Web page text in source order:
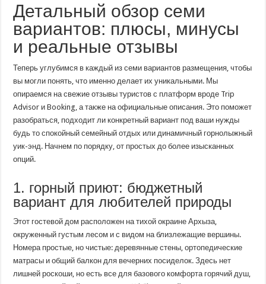
Детальный обзор семи
вариантов: плюсы, минусы
и реальные отзывы
Теперь углубимся в каждый из семи вариантов размещения, чтобы
вы могли понять, что именно делает их уникальными. Мы
опираемся на свежие отзывы туристов с платформ вроде Trip
Advisor и Booking, а также на официальные описания. Это поможет
разобраться, подходит ли конкретный вариант под ваши нужды
будь то спокойный семейный отдых или динамичный горнолыжный
уик-энд. Начнем по порядку, от простых до более изысканных
опций.
1. горный приют: бюджетный
вариант для любителей природы
Этот гостевой дом расположен на тихой окраине Архыза,
окруженный густым лесом и с видом на близлежащие вершины.
Номера простые, но чистые: деревянные стены, ортопедические
матрасы и общий балкон для вечерних посиделок. Здесь нет
лишней роскоши, но есть все для базового комфорта горячий душ,